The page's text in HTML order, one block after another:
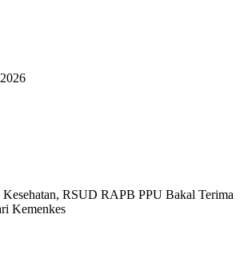
RSUD RAPB PPU Bakal Terima
Kemenkes